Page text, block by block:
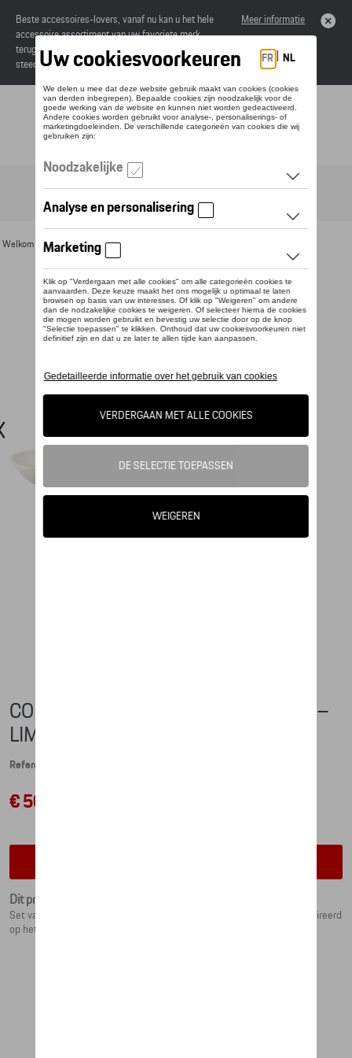
Beste accessoires-lovers, vanaf nu kan u het hele
accessoire assortiment van uw favoriete merk
terugvinden in de online catalogus. Deze kunnen
steeds besteld worden via uw dealer.
Meer informatie
Toggle navigation
Welkom >Voor u >Divers >
COLLECTOR'S ESPRESSO DUO NO. 5 –
LIMITED EDITION – RACING
Referentie: WAP0504020NRTH
€ 50,84
Dit product is momenteel niet op stock
Set van twee porseleinen espresso kopjes inclusief schoteltjes, geïnspireerd
op het design van Rothmans Racing.